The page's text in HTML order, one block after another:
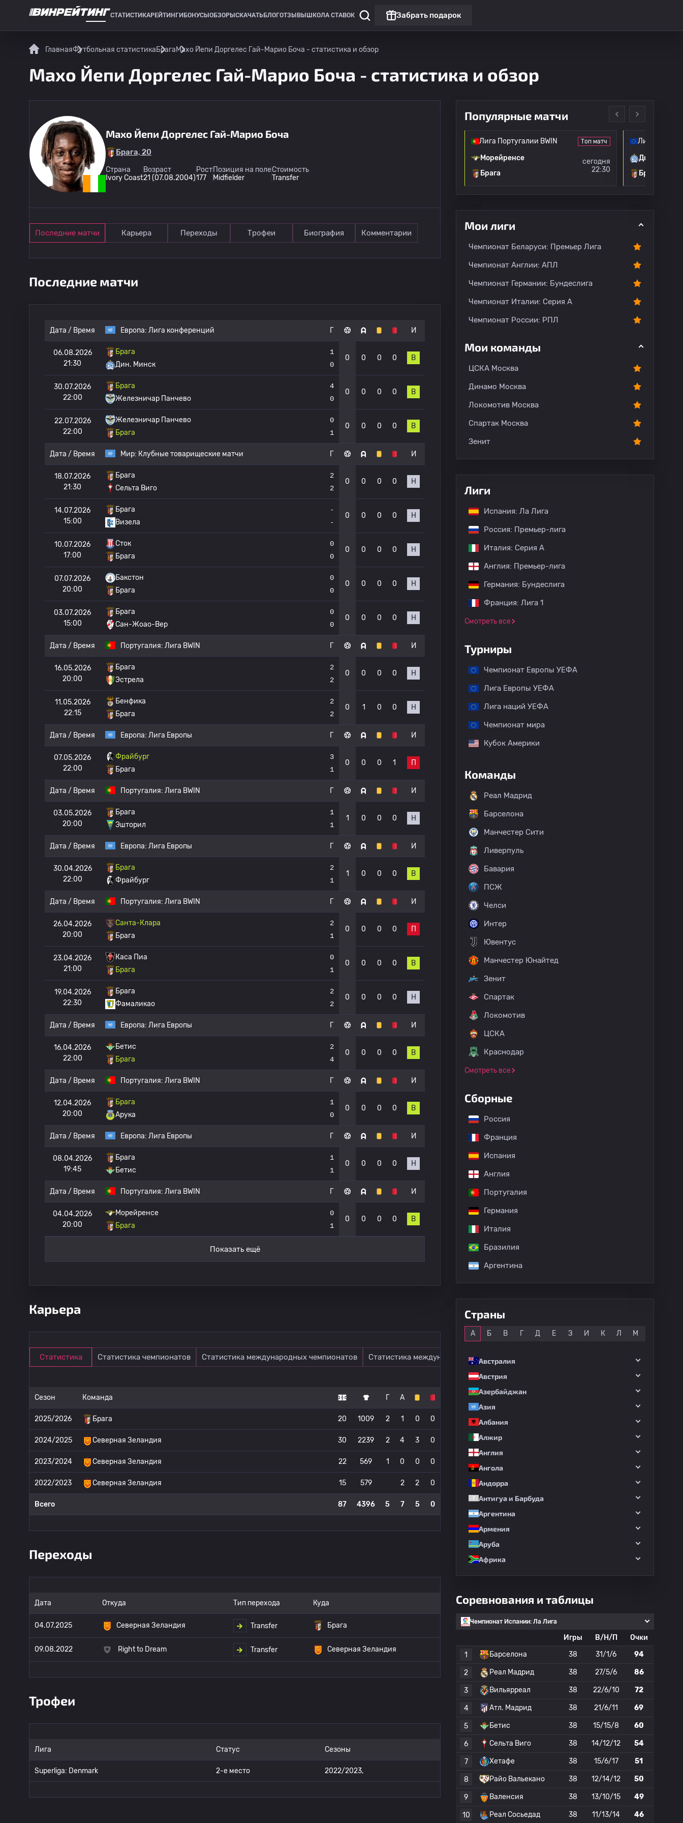
СТАТИСТИКАРЕЙТИНГИ БОНУСЫ ОБЗОРЫ СКАЧАТЬ БЛОГОТЗЫВЫ ШКОЛА СТАВОК Забрать подарок
ГлавнаяФутбольная статистикаБрагаМахо Йепи Доргелес Гай-Марио Боча - статистика и обзор
Махо Йепи Доргелес Гай-Марио Боча - статистика и обзор
Махо Йепи Доргелес Гай-Марио Боча
Брага, 20
Страна
Ivory Coast
Возраст
21 (07.08.2004)
Рост
177
Позиция на поле
Midfielder
Стоимость
Transfer
Последние матчи Карьера Переходы Трофеи Биография Комментарии
Последние матчи
Дата / Время Европа: Лига конференций Г И
06.08.2026
21:30
Брага
Дин. Минск
1
0
0 0 0 0 В
30.07.2026
22:00
Брага
Железничар Панчево
4
0
0 0 0 0 В
22.07.2026
22:00
Железничар Панчево
Брага
0
1
0 0 0 0 В
Дата / Время Мир: Клубные товарищеские матчи Г И
18.07.2026
21:30
Брага
Сельта Виго
2
2
0 0 0 0 Н
14.07.2026
15:00
Брага
Визела
-
-
0 0 0 0 Н
10.07.2026
17:00
Сток
Брага
0
0
0 0 0 0 Н
07.07.2026
20:00
Бакстон
Брага
0
0
0 0 0 0 Н
03.07.2026
15:00
Брага
Сан-Жоао-Вер
0
0
0 0 0 0 Н
Дата / Время Португалия: Лига BWIN Г И
16.05.2026
20:00
Брага
Эстрела
2
2
0 0 0 0 Н
11.05.2026
22:15
Бенфика
Брага
2
2
0 1 0 0 Н
Дата / Время Европа: Лига Европы Г И
07.05.2026
22:00
Фрайбург
Брага
3
1
0 0 0 1 П
Дата / Время Португалия: Лига BWIN Г И
03.05.2026
20:00
Брага
Эшторил
1
1
1 0 0 0 Н
Дата / Время Европа: Лига Европы Г И
30.04.2026
22:00
Брага
Фрайбург
2
1
1 0 0 0 В
Дата / Время Португалия: Лига BWIN Г И
26.04.2026
20:00
Санта-Клара
Брага
2
1
0 0 0 0 П
23.04.2026
21:00
Каса Пиа
Брага
0
1
0 0 0 0 В
19.04.2026
22:30
Брага
Фамаликао
2
2
0 0 0 0 Н
Дата / Время Европа: Лига Европы Г И
16.04.2026
22:00
Бетис
Брага
2
4
0 0 0 0 В
Дата / Время Португалия: Лига BWIN Г И
12.04.2026
20:00
Брага
Арука
1
0
0 0 0 0 В
Дата / Время Европа: Лига Европы Г И
08.04.2026
19:45
Брага
Бетис
1
1
0 0 0 0 Н
Дата / Время Португалия: Лига BWIN Г И
04.04.2026
20:00
Морейренсе
Брага
0
1
0 0 0 0 В
Показать ещё
Карьера
Статистика Статистика чемпионатов Статистика международных чемпионатов Статистика международных матчей
Сезон Команда Г А
2025/2026 Брага 20 1009 2 1 0 0
2024/2025 Северная Зеландия 30 2239 2 4 3 0
2023/2024 Северная Зеландия 22 569 1 0 0 0
2022/2023 Северная Зеландия 15 579 2 2 0
Всего 87 4396 5 7 5 0
Переходы
Дата Откуда Тип перехода Куда
04.07.2025 Северная Зеландия Transfer Брага
09.08.2022 Right to Dream Transfer Северная Зеландия
Трофеи
Лига Статус Сезоны
Superliga: Denmark 2-е место 2022/2023,
Популярные матчи
Лига Португалии BWIN Топ матч
Морейренсе
Брага
сегодня
22:30
Лига
Дин. Минск
Брага
Мои лиги
Чемпионат Беларуси: Премьер Лига
Чемпионат Англии: АПЛ
Чемпионат Германии: Бундеслига
Чемпионат Италии: Серия А
Чемпионат России: РПЛ
Мои команды
ЦСКА Москва
Динамо Москва
Локомотив Москва
Спартак Москва
Зенит
Лиги
Испания: Ла Лига
Россия: Премьер-лига
Италия: Серия А
Англия: Премьер-лига
Германия: Бундеслига
Франция: Лига 1
Смотреть все
Турниры
Чемпионат Европы УЕФА
Лига Европы УЕФА
Лига наций УЕФА
Чемпионат мира
Кубок Америки
Команды
Реал Мадрид
Барселона
Манчестер Сити
Ливерпуль
Бавария
ПСЖ
Челси
Интер
Ювентус
Манчестер Юнайтед
Зенит
Спартак
Локомотив
ЦСКА
Краснодар
Смотреть все
Сборные
Россия
Франция
Испания
Англия
Португалия
Германия
Италия
Бразилия
Аргентина
Страны
А Б В Г Д Е З И К Л М
Австралия
Австрия
Азербайджан
Азия
Албания
Алжир
Англия
Ангола
Андорра
Антигуа и Барбуда
Аргентина
Армения
Аруба
Африка
Соревнования и таблицы
Чемпионат Испании: Ла Лига
Игры В/Н/П
Очки
1
Барселона 38 31/1/6 94
2 Реал Мадрид 38 27/5/6 86
3 Вильярреал 38 22/6/10 72
4 Атл. Мадрид 38 21/6/11 69
5 Бетис 38 15/15/8 60
6 Сельта Виго 38 14/12/12 54
7 Хетафе 38 15/6/17 51
8 Райо Вальекано 38 12/14/12 50
9 Валенсия 38 13/10/15 49
10 Реал Сосьедад 38 11/13/14 46